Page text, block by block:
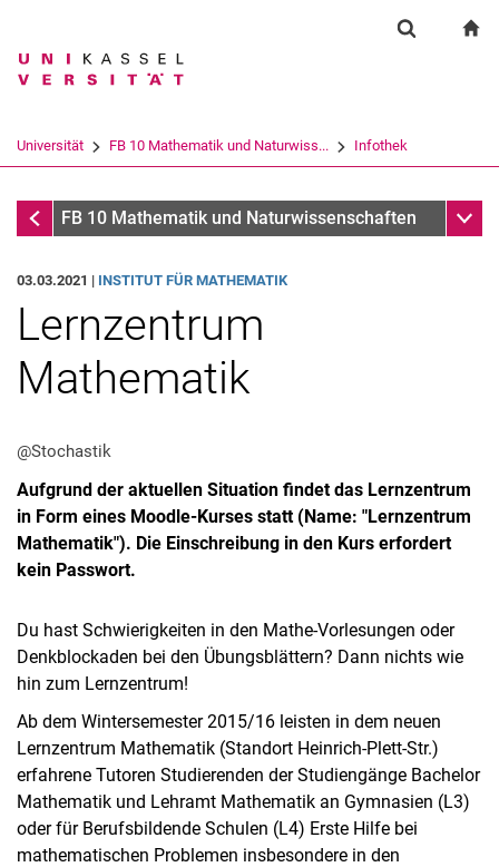
Springe direkt zu: Inhalt
Springe direkt zu: Suche
Springe direkt zu:
Suchbegriff
Suchen (öffnet externen Link in einem
Universität FB 10 Mathematik und Naturwiss... Infothek
InfothekFB 10 Mathematik und Naturwissenschaften
03.03.2021 | INSTITUT FÜR MATHEMATIK
Lernzentrum
Mathematik
@Stochastik
Aufgrund der aktuellen Situation findet das Lernzentrum
in Form eines Moodle-Kurses statt (Name: "Lernzentrum
Mathematik"). Die Einschreibung in den Kurs erfordert
kein Passwort.
Du hast Schwierigkeiten in den Mathe-Vorlesungen oder
Denkblockaden bei den Übungsblättern? Dann nichts wie
hin zum Lernzentrum!
Ab dem Wintersemester 2015/16 leisten in dem neuen
Lernzentrum Mathematik (Standort Heinrich-Plett-Str.)
erfahrene Tutoren Studierenden der Studiengänge Bachelor
Mathematik und Lehramt Mathematik an Gymnasien (L3)
oder für Berufsbildende Schulen (L4) Erste Hilfe bei
mathematischen Problemen insbesondere in den